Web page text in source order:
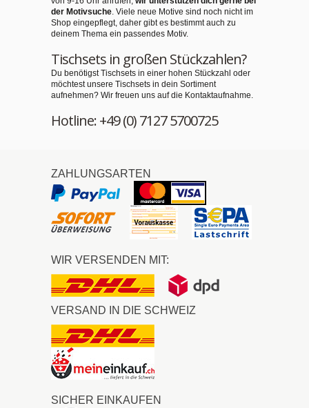
der Motivsuche. Viele neue Motive sind noch nicht im
Shop eingepflegt, daher gibt es bestimmt auch zu
deinem Thema ein passendes Motiv.
Tischsets in großen Stückzahlen?
Du benötigst Tischsets in einer hohen Stückzahl oder
möchtest unsere Tischsets in dein Sortiment
aufnehmen? Wir freuen uns auf die Kontaktaufnahme.
Hotline: +49 (0) 7127 5700725
ZAHLUNGSARTEN
WIR VERSENDEN MIT:
VERSAND IN DIE SCHWEIZ
SICHER EINKAUFEN